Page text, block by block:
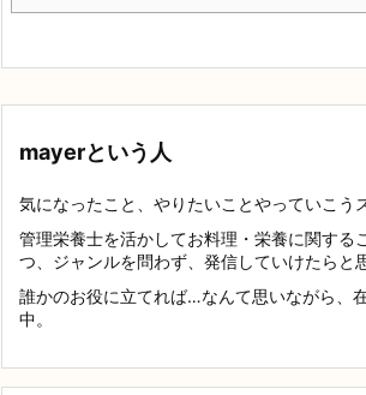
mayerという人
気になったこと、やりたいことやっていこう
管理栄養士を活かしてお料理・栄養に関する
つ、ジャンルを問わず、発信していけたらと
誰かのお役に立てれば…なんて思いながら、
中。